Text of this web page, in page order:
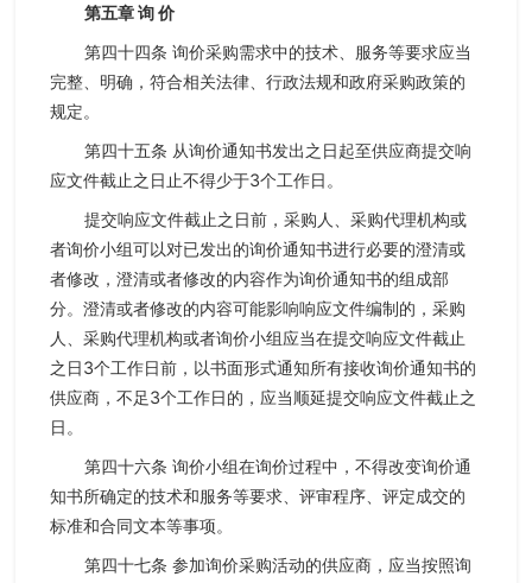
第五章 询 价
第四十四条 询价采购需求中的技术、服务等要求应当
完整、明确，符合相关法律、行政法规和政府采购政策的
规定。
第四十五条 从询价通知书发出之日起至供应商提交响
应文件截止之日止不得少于3个工作日。
提交响应文件截止之日前，采购人、采购代理机构或
者询价小组可以对已发出的询价通知书进行必要的澄清或
者修改，澄清或者修改的内容作为询价通知书的组成部
分。澄清或者修改的内容可能影响响应文件编制的，采购
人、采购代理机构或者询价小组应当在提交响应文件截止
之日3个工作日前，以书面形式通知所有接收询价通知书的
供应商，不足3个工作日的，应当顺延提交响应文件截止之
日。
第四十六条 询价小组在询价过程中，不得改变询价通
知书所确定的技术和服务等要求、评审程序、评定成交的
标准和合同文本等事项。
第四十七条 参加询价采购活动的供应商，应当按照询